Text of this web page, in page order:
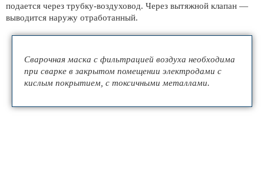
подается через трубку-воздуховод. Через вытяжной клапан —
выводится наружу отработанный.
Сварочная маска с фильтрацией воздуха необходима
при сварке в закрытом помещении электродами с
кислым покрытием, с токсичными металлами.